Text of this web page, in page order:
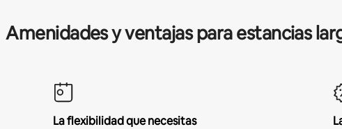
Amenidades y ventajas para estancias
La flexibilidad que necesitas